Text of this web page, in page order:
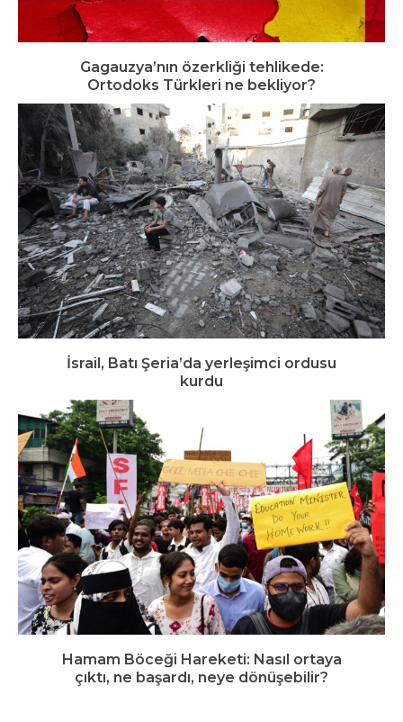
Gagauzya’nın özerkliği tehlikede:
Ortodoks Türkleri ne bekliyor?
İsrail, Batı Şeria’da yerleşimci ordusu
kurdu
Hamam Böceği Hareketi: Nasıl ortaya
çıktı, ne başardı, neye dönüşebilir?